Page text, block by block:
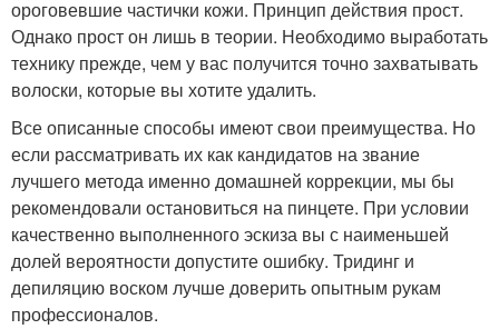
ороговевшие частички кожи. Принцип действия прост.
Однако прост он лишь в теории. Необходимо выработать
технику прежде, чем у вас получится точно захватывать
волоски, которые вы хотите удалить.
Все описанные способы имеют свои преимущества. Но
если рассматривать их как кандидатов на звание
лучшего метода именно домашней коррекции, мы бы
рекомендовали остановиться на пинцете. При условии
качественно выполненного эскиза вы с наименьшей
долей вероятности допустите ошибку. Тридинг и
депиляцию воском лучше доверить опытным рукам
профессионалов.